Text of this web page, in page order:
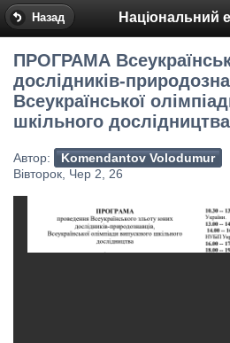
Назад
ПРОГРАМА
дослідників-
Всеукраїнської
шкільного дослідництва
Автор:
Komendantov Volodumur
Вівторок, Чер 2, 26